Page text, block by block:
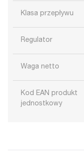
Klasa przepływu
Regulator
Waga netto
Kod EAN produkt
jednostkowy